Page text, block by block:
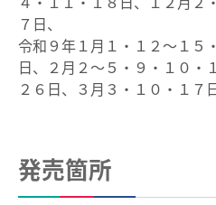
特別車のご案内
主要駅構内図
バリアフリー情報
駅集中管理システム
名鉄出札係員配置駅のご案内
manacaを購入する
manaca定期券を購入する
manacaにチャージする
鉄道・バスで使う
７日、
令和９年１月１・１２～１５
日、２月２～５・９・１０・
２６日、３月３・１０・１７
発売箇所